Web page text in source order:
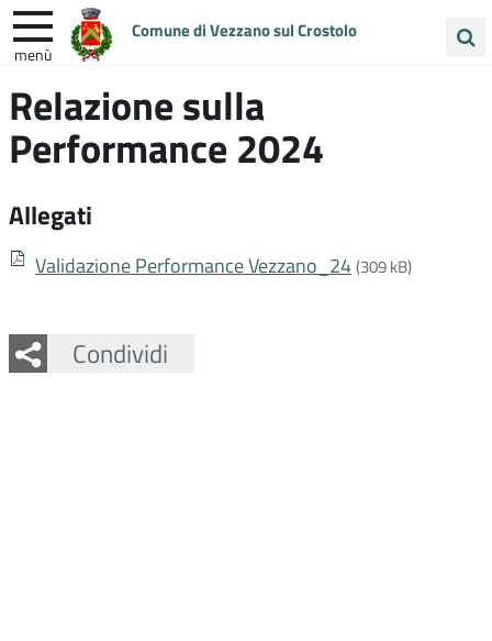
Comune di Vezzano sul Crostolo
menù
nel
sito
ENTRA IN COMUNE
UNIONE COLLINE MATILDICHE
Relazione sulla
Performance 2024
Allegati
Validazione Performance Vezzano_24(309 kB)
Condividi
Facebook
Twitter
Whatsapp